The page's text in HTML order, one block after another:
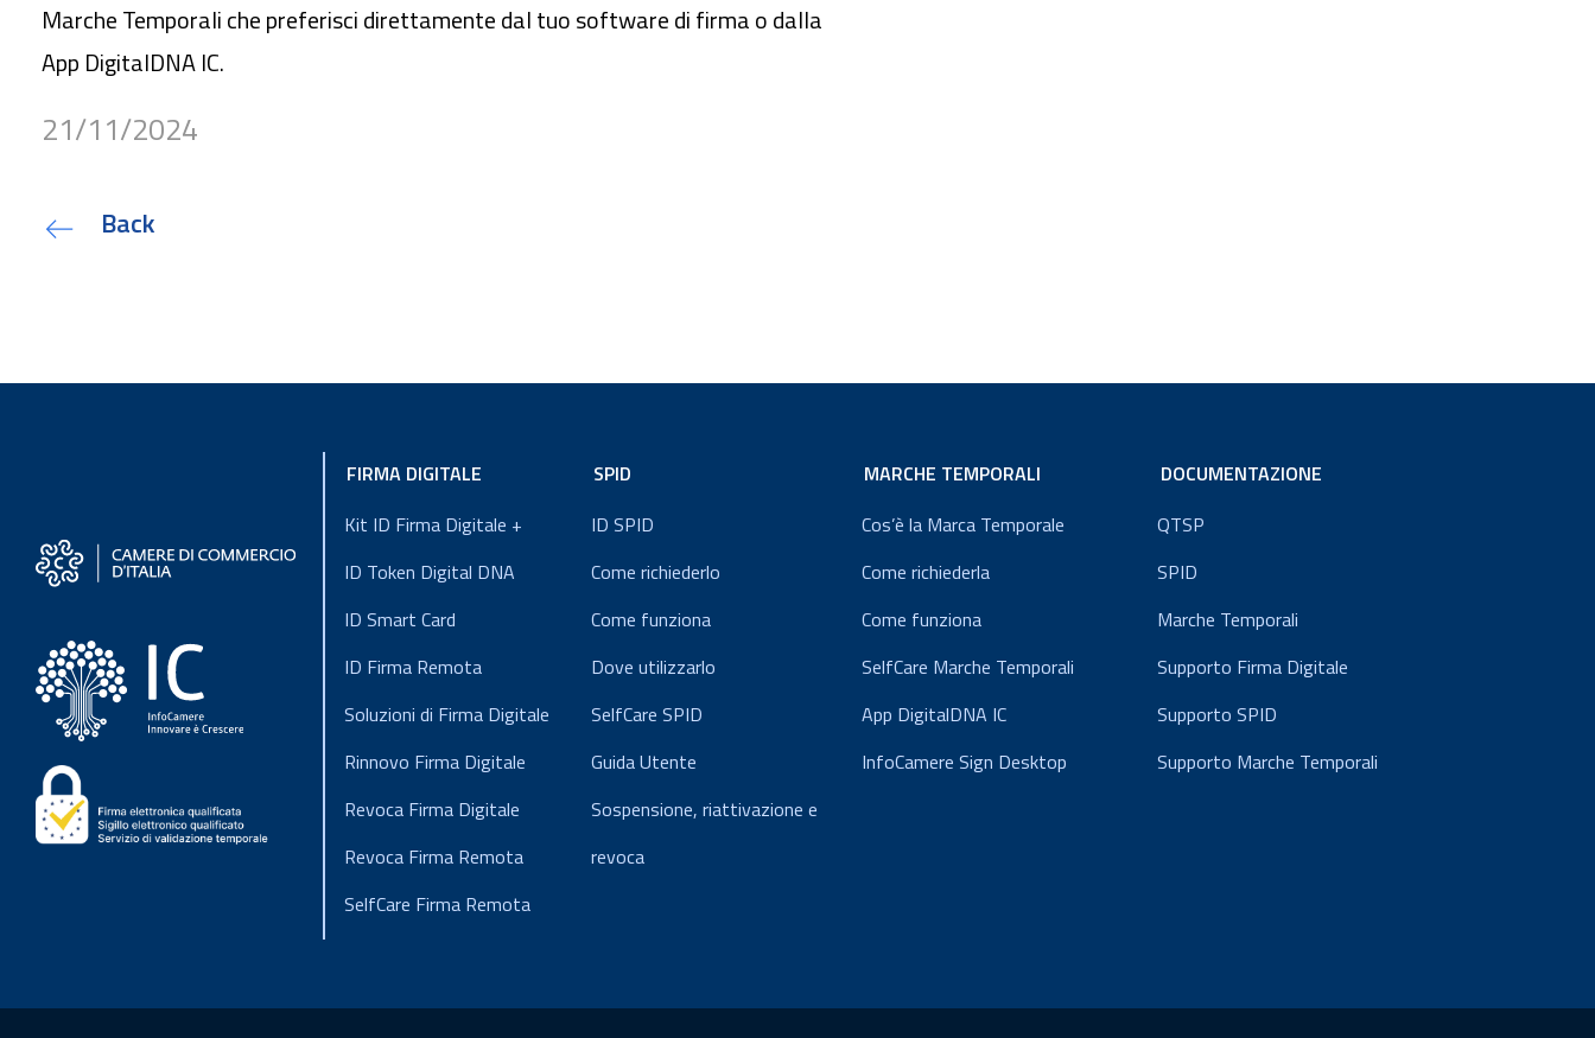
Marche Temporali che preferisci direttamente dal tuo software di firma o dalla
App DigitalDNA IC.
21/11/2024
Back
FIRMA DIGITALE
Kit ID Firma Digitale +
ID Token Digital DNA
ID Smart Card
ID Firma Remota
Soluzioni di Firma Digitale
Rinnovo Firma Digitale
Revoca Firma Digitale
Revoca Firma Remota
SelfCare Firma Remota
SPID
ID SPID
Come richiederlo
Come funziona
Dove utilizzarlo
SelfCare SPID
Guida Utente
Sospensione, riattivazione e
revoca
MARCHE TEMPORALI
Cos’è la Marca Temporale
Come richiederla
Come funziona
SelfCare Marche Temporali
App DigitalDNA IC
InfoCamere Sign Desktop
DOCUMENTAZIONE
QTSP
SPID
Marche Temporali
Supporto Firma Digitale
Supporto SPID
Supporto Marche Temporali